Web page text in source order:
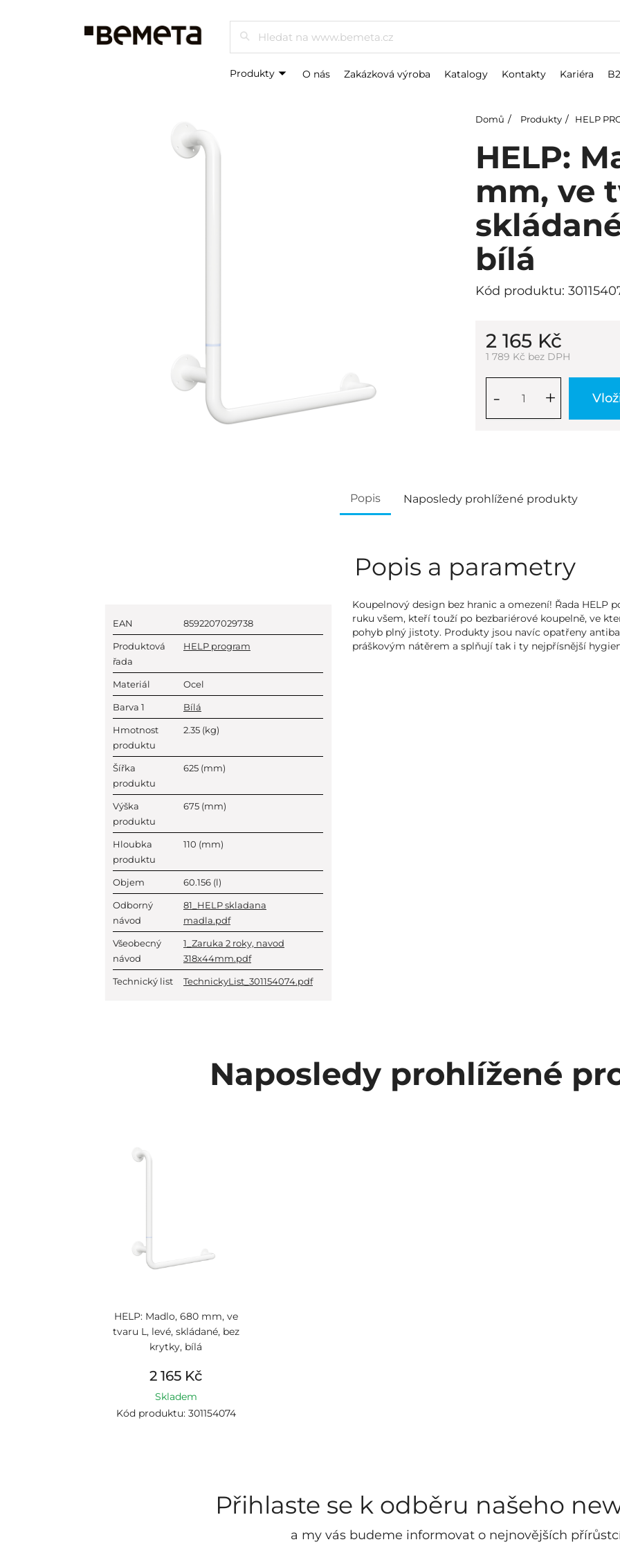
Hledat
Produkty O nás Zakázková výroba Katalogy Kontakty Kariéra
Domů Produkty HELP
HELP:
mm, ve
bílá
Kód produktu:
2 165 Kč
1 789 Kč bez DPH
+
-
Popis Naposledy prohlížené produkty
Popis a parametry
EAN 8592207029738
Produktová
řada
HELP program
Materiál Ocel
Barva 1 Bílá
Hmotnost
produktu
2.35 (kg)
Šířka
produktu
625 (mm)
Výška
produktu
675 (mm)
Hloubka
produktu
110 (mm)
Objem 60.156 (l)
Odborný
návod
81_HELP skladana
madla.pdf
Všeobecný
návod
1_Zaruka 2 roky, navod
318x44mm.pdf
Technický list TechnickyList_301154074.pdf
Koupelnový design bez hranic a omezení! Řada HELP
ruku všem, kteří touží po bezbariérové koupelně, ve
pohyb plný jistoty. Produkty jsou navíc opatřeny
práškovým nátěrem a splňují tak i ty nejpřísnější
Naposledy prohlížené
HELP: Madlo, 680 mm, ve
tvaru L, levé, skládané, bez
krytky, bílá
2 165 Kč
Skladem
Kód produktu: 301154074
Přihlaste se k odběru našeho
a my vás budeme informovat o nejnovějších